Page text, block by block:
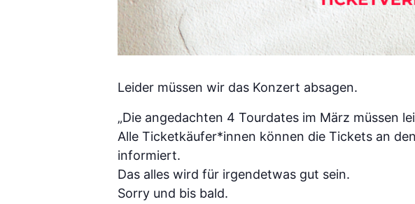
Leider müssen wir das Konzert absagen.
„Die angedachten 4 Tourdates im März müssen
Alle Ticketkäufer*innen können die Tickets an
informiert.
Das alles wird für irgendetwas gut sein.
Sorry und bis bald.